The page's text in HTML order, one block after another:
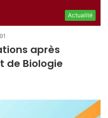
Actualité
après
de Biologie